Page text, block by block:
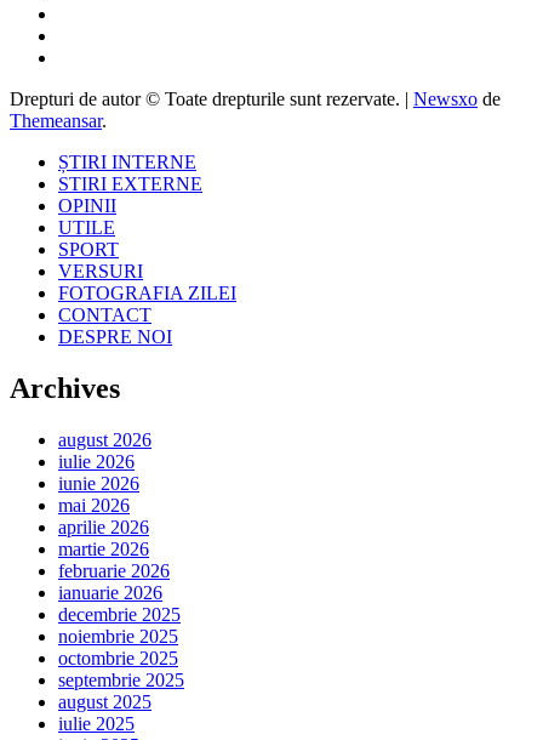
Drepturi de autor © Toate drepturile sunt rezervate. | Newsxo de
Themeansar.
ȘTIRI INTERNE
STIRI EXTERNE
OPINII
UTILE
SPORT
VERSURI
FOTOGRAFIA ZILEI
CONTACT
DESPRE NOI
Archives
august 2026
iulie 2026
iunie 2026
mai 2026
aprilie 2026
martie 2026
februarie 2026
ianuarie 2026
decembrie 2025
noiembrie 2025
octombrie 2025
septembrie 2025
august 2025
iulie 2025